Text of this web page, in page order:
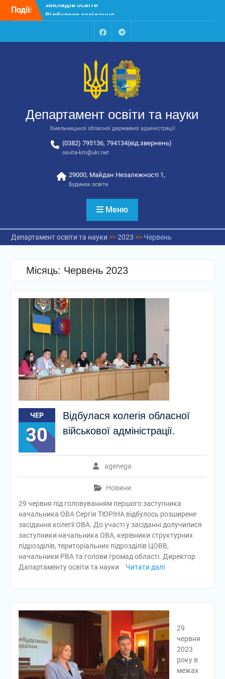
Перейти
Події:
Відбулося засідання
колегії Департаменту
освіти та науки обласної
державної адміністрації
відповідальних за
національно-патріотичне
автобусів для потреб
закладів освіти
FacebookTalegram
Департамент освіти та науки
Хмельницької обласної державної адміністрації
(0382) 795136, 794134(від.звернень)
osvita-km@ukr.net
29000, Майдан Незалежності 1,
Будинок освіти
Меню
Департамент освіти та науки >>2023 >> Червень
Місяць: Червень 2023
ЧЕР
30
Відбулася колегія обласної
військової адміністрації.
agenega
Новини
29 червня під головуванням першого заступника
начальника ОВА Сергія ТЮРІНА відбулось розширене
засідання колегії ОВА. До участі у засіданні долучилися
заступники начальника ОВА, керівники структурних
підрозділів, територіальних підрозділів ЦОВВ,
начальники РВА та голови громад області. Директор
Дапартаменту освіти та науки
Читати далі
29
червня
2023
року в
межах